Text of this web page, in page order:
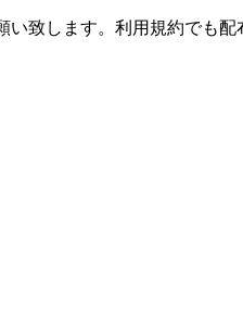
致します。利用規約でも配